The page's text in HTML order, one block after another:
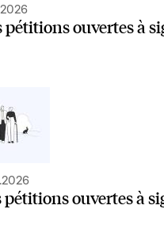
pétitions ouvertes à
pétitions ouvertes à